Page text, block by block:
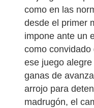
como en las
desde el primer
impone ante un
como
ese juego
ganas de
arrojo para
madrugón, el